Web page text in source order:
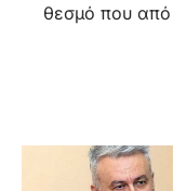
θεσμό που από